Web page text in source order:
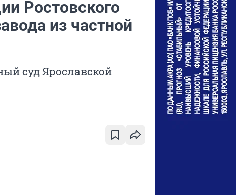
Ростовского
из частной
суд Ярославской